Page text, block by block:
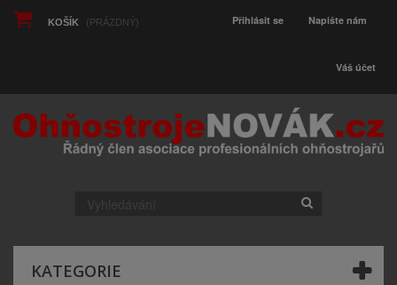
KOŠÍK (PRÁZDNÝ) Napište nám
Přihlásit se
Váš účet
KATEGORIE